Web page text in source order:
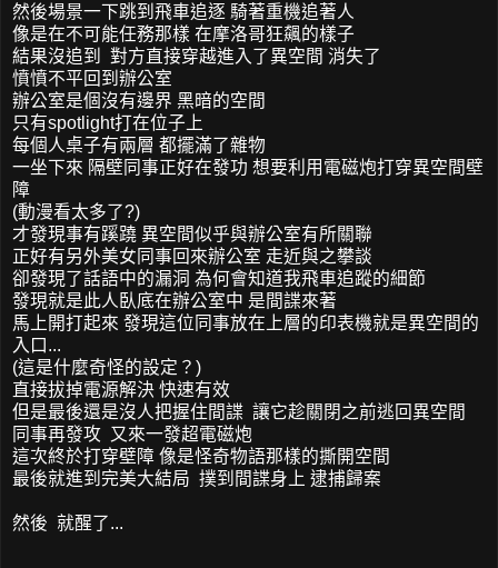
然後場景一下跳到飛車追逐 騎著重機追著人
像是在不可能任務那樣 在摩洛哥狂飆的樣子
結果沒追到 對方直接穿越進入了異空間 消失了
憤憤不平回到辦公室
辦公室是個沒有邊界 黑暗的空間
只有spotlight打在位子上
每個人桌子有兩層 都擺滿了雜物
一坐下來 隔壁同事正好在發功 想要利用電磁炮打穿異空間壁
障
(動漫看太多了?)
才發現事有蹊蹺 異空間似乎與辦公室有所關聯
正好有另外美女同事回來辦公室 走近與之攀談
卻發現了話語中的漏洞 為何會知道我飛車追蹤的細節
發現就是此人臥底在辦公室中 是間諜來著
馬上開打起來 發現這位同事放在上層的印表機就是異空間的
入口...
(這是什麼奇怪的設定？)
直接拔掉電源解決 快速有效
但是最後還是沒人把握住間諜 讓它趁關閉之前逃回異空間
同事再發攻 又來一發超電磁炮
這次終於打穿壁障 像是怪奇物語那樣的撕開空間
最後就進到完美大結局 撲到間諜身上 逮捕歸案
然後 就醒了...